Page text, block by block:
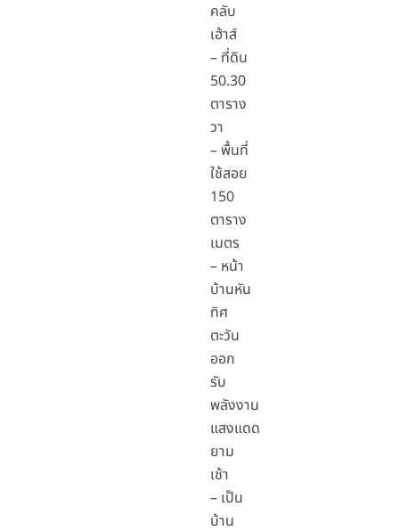
คลับ
เฮ้าส์
– ที่ดิน
50.30
ตาราง
วา
– พื้นที่
ใช้สอย
150
ตาราง
เมตร
– หน้า
บ้านหัน
ทิศ
ตะวัน
ออก
รับ
พลังงาน
แสงแดด
ยาม
เช้า
– เป็น
บ้าน